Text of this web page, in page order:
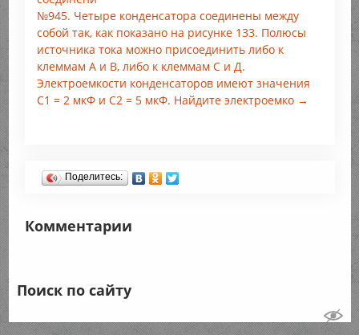
№945. Четыре конденсатора соединены между
собой так, как показано на рисунке 133. Полюсы
источника тока можно присоединить либо к
клеммам А и В, либо к клеммам С и Д.
Электроемкости конденсаторов имеют значения
С1 = 2 мкФ и С2 = 5 мкФ. Найдите электроемко →
Поделитесь:
Комментарии
Поиск по сайту